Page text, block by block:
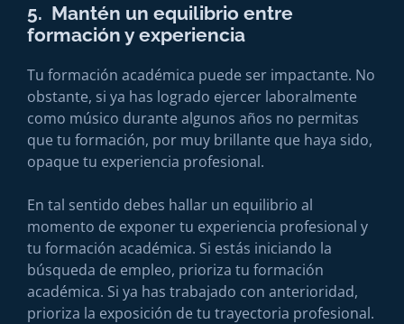
5. Mantén un equilibrio entre
formación y experiencia
Tu formación académica puede ser impactante. No
obstante, si ya has logrado ejercer laboralmente
como músico durante algunos años no permitas
que tu formación, por muy brillante que haya sido,
opaque tu experiencia profesional.
En tal sentido debes hallar un equilibrio al
momento de exponer tu experiencia profesional y
tu formación académica. Si estás iniciando la
búsqueda de empleo, prioriza tu formación
académica. Si ya has trabajado con anterioridad,
prioriza la exposición de tu trayectoria profesional.